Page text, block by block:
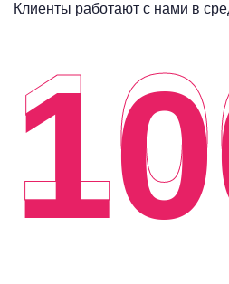
Клиенты работают с нами в